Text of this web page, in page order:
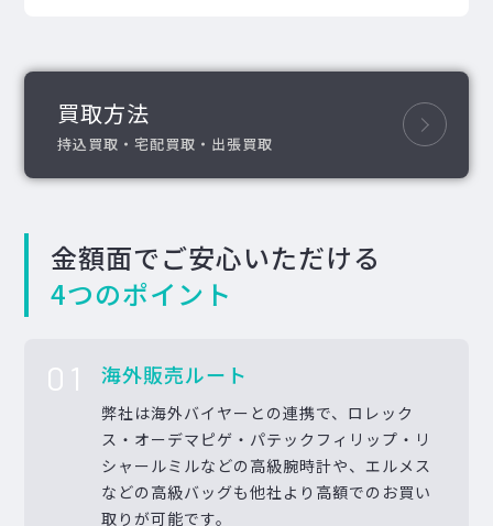
買取方法
持込買取・宅配買取・出張買取
金額面でご安心いただける
4つのポイント
01 海外販売ルート
弊社は海外バイヤーとの連携で、ロレック
ス・オーデマピゲ・パテックフィリップ・リ
シャールミルなどの高級腕時計や、エルメス
などの高級バッグも他社より高額でのお買い
取りが可能です。